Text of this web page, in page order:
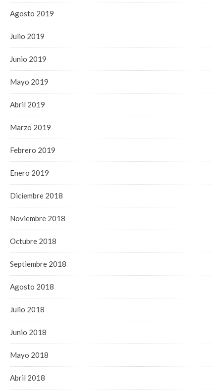
Agosto 2019
Julio 2019
Junio 2019
Mayo 2019
Abril 2019
Marzo 2019
Febrero 2019
Enero 2019
Diciembre 2018
Noviembre 2018
Octubre 2018
Septiembre 2018
Agosto 2018
Julio 2018
Junio 2018
Mayo 2018
Abril 2018